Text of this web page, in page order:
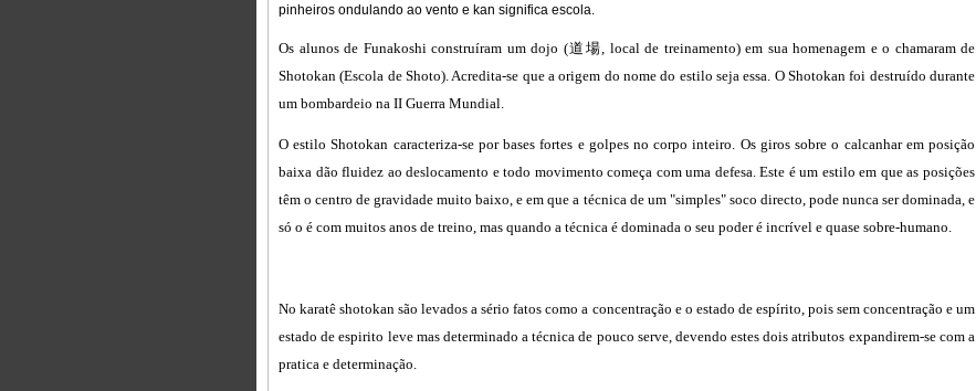
pinheiros ondulando ao vento e kan significa escola.
Os alunos de Funakoshi construíram um dojo (道場, local de treinamento) em sua homenagem e o chamaram de
Shotokan (Escola de Shoto). Acredita-se que a origem do nome do estilo seja essa. O Shotokan foi destruído durante
um bombardeio na II Guerra Mundial.
O estilo Shotokan caracteriza-se por bases fortes e golpes no corpo inteiro. Os giros sobre o calcanhar em posição
baixa dão fluidez ao deslocamento e todo movimento começa com uma defesa. Este é um estilo em que as posições
têm o centro de gravidade muito baixo, e em que a técnica de um "simples" soco directo, pode nunca ser dominada, e
só o é com muitos anos de treino, mas quando a técnica é dominada o seu poder é incrível e quase sobre-humano.
No karatê shotokan são levados a sério fatos como a concentração e o estado de espírito, pois sem concentração e um
estado de espirito leve mas determinado a técnica de pouco serve, devendo estes dois atributos expandirem-se com a
pratica e determinação.